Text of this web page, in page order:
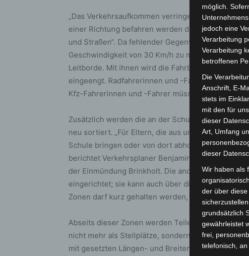
„Das Verkehrsaufkommen verringert sich
einer Richtung befahren werden darf“, erläutert
und Straßen“. Da fehlender Gegenverkehr dazu
Geschwindigkeit von 30 Km/h zu missachten,
Leitborde. Mit ihnen wird die Fahrbahn in Höhe
eingeengt. Radfahrerinnen und -Fahrer kommen
Kfz-Fahrerinnen und -Fahrer müssen hingegen
Zusätzlich werden die an der Schule
neu sortiert. „Für Eltern, die aus
Schule bringen oder von dort abholen müssen,
berichtet Verkehrsplaner Benjamin Stein. Eine
der Einmündung Brinkholt. Die andere wird vor
eingerichtet; sie kann auch über die Straße
Zonen darf kurz gehalten werden, um die Kinder
Abseits dieser Zonen werden Teile der
nicht mehr als Stellplätze, sondern als
mit gesetzten Längen- und Breitenangaben den
möglich.
jedoch eine
Verarbeitung
Verarbeitung
betroffenen
Die
Anschrift, E-
stets im
mit den für
dieser
Art, Umfang
dieser
Wir haben als
der über
grundsätzlich
gewährleistet
frei,
telefonisch, an